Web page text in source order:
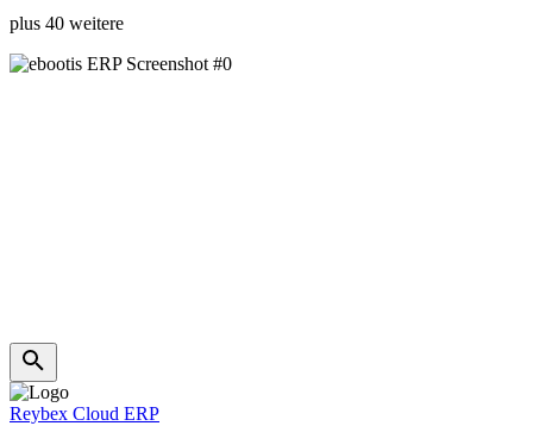
plus 40 weitere
Reybex Cloud ERP